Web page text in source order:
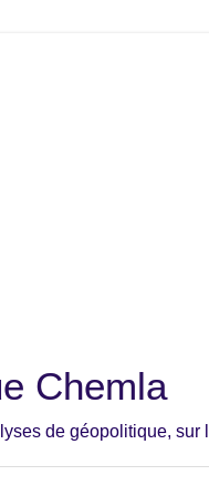
Chemla
de géopolitique,